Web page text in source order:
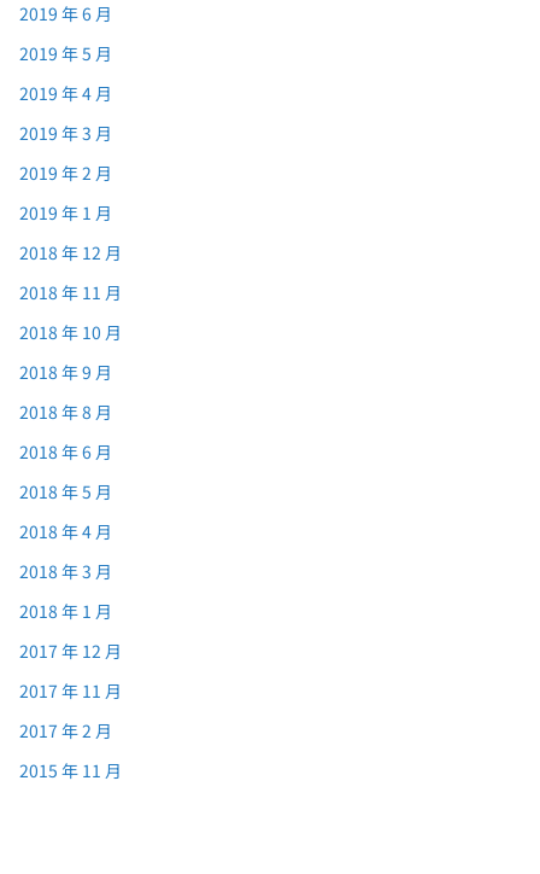
2019 年 6 月
2019 年 5 月
2019 年 4 月
2019 年 3 月
2019 年 2 月
2019 年 1 月
2018 年 12 月
2018 年 11 月
2018 年 10 月
2018 年 9 月
2018 年 8 月
2018 年 6 月
2018 年 5 月
2018 年 4 月
2018 年 3 月
2018 年 1 月
2017 年 12 月
2017 年 11 月
2017 年 2 月
2015 年 11 月